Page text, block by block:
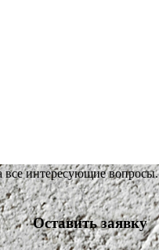
все интересующие вопросы.
Оставить заявку